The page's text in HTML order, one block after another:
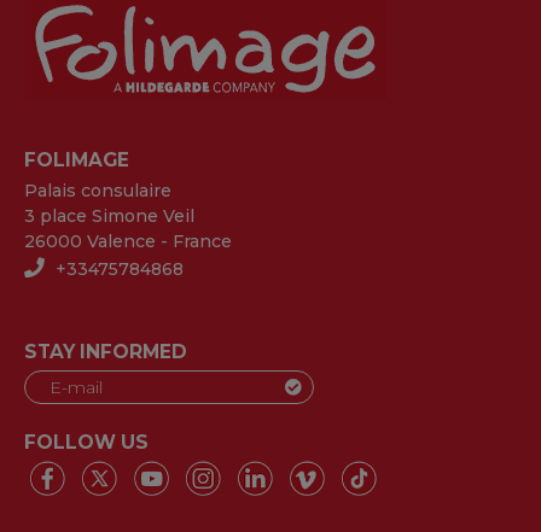
FOLIMAGE
Palais consulaire
3 place Simone Veil
26000 Valence - France
+33475784868
STAY INFORMED
FOLLOW US